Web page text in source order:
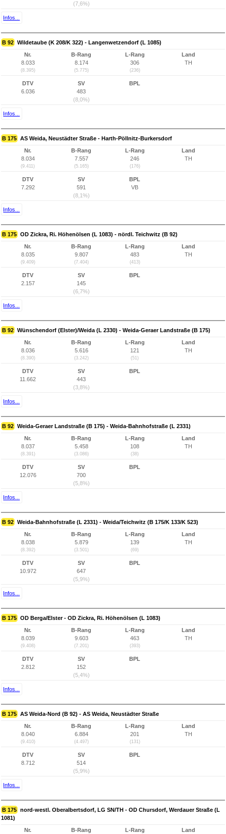
(7,6%)
Infos...
B 92 Wildetaube (K 208/K 322) - Langenwetzendorf (L 1085)
Nr.
8.033
(8.395)
B-Rang
8.174
(5.775)
L-Rang
306
(236)
Land
TH
DTV
6.036
SV
483
(8,0%)
BPL
Infos...
B 175 AS Weida, Neustädter Straße - Harth-Pöllnitz-Burkersdorf
Nr.
8.034
(9.411)
B-Rang
7.557
(5.165)
L-Rang
246
(176)
Land
TH
DTV
7.292
SV
591
(8,1%)
BPL
VB
Infos...
B 175 OD Zickra, Ri. Höhenölsen (L 1083) - nördl. Teichwitz (B 92)
Nr.
8.035
(9.409)
B-Rang
9.807
(7.404)
L-Rang
483
(413)
Land
TH
DTV
2.157
SV
145
(6,7%)
BPL
Infos...
B 92 Wünschendorf (Elster)/Weida (L 2330) - Weida-Geraer Landstraße (B 175)
Nr.
8.036
(8.390)
B-Rang
5.616
(3.242)
L-Rang
121
(51)
Land
TH
DTV
11.662
SV
443
(3,8%)
BPL
Infos...
B 92 Weida-Geraer Landstraße (B 175) - Weida-Bahnhofstraße (L 2331)
Nr.
8.037
(8.391)
B-Rang
5.458
(3.086)
L-Rang
108
(38)
Land
TH
DTV
12.076
SV
700
(5,8%)
BPL
Infos...
B 92 Weida-Bahnhofstraße (L 2331) - Weida/Teichwitz (B 175/K 133/K 523)
Nr.
8.038
(8.392)
B-Rang
5.879
(3.501)
L-Rang
139
(69)
Land
TH
DTV
10.972
SV
647
(5,9%)
BPL
Infos...
B 175 OD Berga/Elster - OD Zickra, Ri. Höhenölsen (L 1083)
Nr.
8.039
(9.408)
B-Rang
9.603
(7.201)
L-Rang
463
(393)
Land
TH
DTV
2.812
SV
152
(5,4%)
BPL
Infos...
B 175 AS Weida-Nord (B 92) - AS Weida, Neustädter Straße
Nr.
8.040
(9.410)
B-Rang
6.884
(4.497)
L-Rang
201
(131)
Land
TH
DTV
8.712
SV
514
(5,9%)
BPL
Infos...
B 175 nord-westl. Oberalbertsdorf, LG SN/TH - OD Chursdorf, Werdauer Straße (L
1081)
Nr.
B-Rang
L-Rang
Land